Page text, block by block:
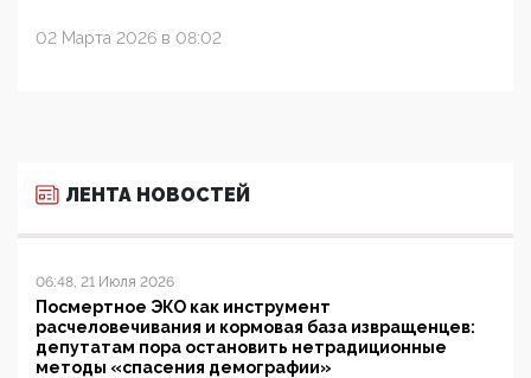
02 Марта 2026 в 08:02
ЛЕНТА НОВОСТЕЙ
06:48, 21 Июля 2026
Посмертное ЭКО как инструмент
расчеловечивания и кормовая база извращенцев:
депутатам пора остановить нетрадиционные
методы «спасения демографии»